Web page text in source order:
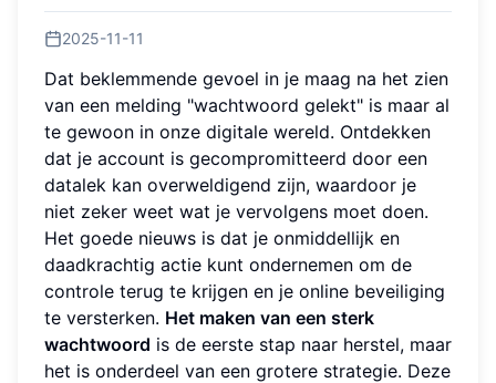
2025-11-11
Dat beklemmende gevoel in je maag na het zien
van een melding "wachtwoord gelekt" is maar al
te gewoon in onze digitale wereld. Ontdekken
dat je account is gecompromitteerd door een
datalek kan overweldigend zijn, waardoor je
niet zeker weet wat je vervolgens moet doen.
Het goede nieuws is dat je onmiddellijk en
daadkrachtig actie kunt ondernemen om de
controle terug te krijgen en je online beveiliging
te versterken. Het maken van een sterk
wachtwoord is de eerste stap naar herstel, maar
het is onderdeel van een grotere strategie. Deze